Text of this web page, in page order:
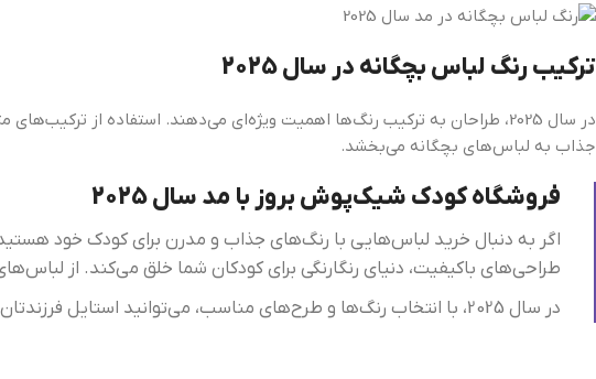
ترکیب رنگ‌ لباس بچگانه در سال 2025
در سال 2025، طراحان به ترکیب رنگ‌ها اهمیت ویژه‌ای می‌دهند. استفاده از
جذاب به لباس‌های بچگانه می‌بخشد.
فروشگاه کودک شیک‌پوش بروز با مد سال 2025
اگر به دنبال خرید لباس‌هایی با رنگ‌های جذاب و مدرن برای کودک خود
طراحی‌های باکیفیت، دنیای رنگارنگی برای کودکان شما خلق می‌کند. از
در سال 2025، با انتخاب رنگ‌ها و طرح‌های مناسب، می‌توانید استایل فرزندتان را به سطح جدیدی از جذابیت و مدرنیته برسانید!